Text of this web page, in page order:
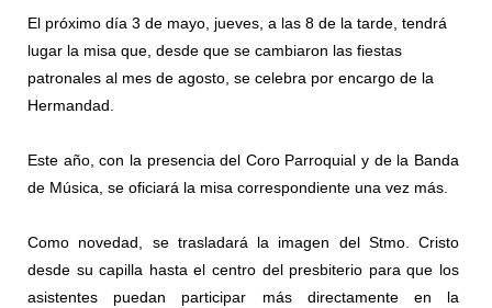
El próximo día 3 de mayo, jueves, a las 8 de la tarde, tendrá
lugar la misa que, desde que se cambiaron las fiestas
patronales al mes de agosto, se celebra por encargo de la
Hermandad.
Este año, con la presencia del Coro Parroquial y de la Banda
de Música, se oficiará la misa correspondiente una vez más.
Como novedad, se trasladará la imagen del Stmo. Cristo
desde su capilla hasta el centro del presbiterio para que los
asistentes puedan participar más directamente en la